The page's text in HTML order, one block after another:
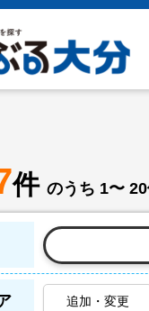
件 のうち 1〜
追加・変更